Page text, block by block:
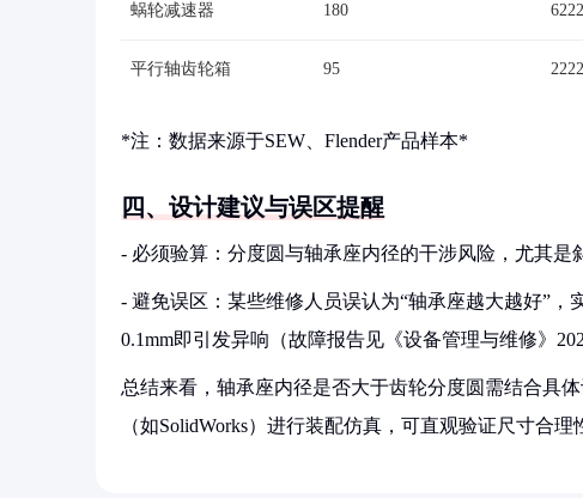
蜗轮减速器 180 6222
平行轴齿轮箱 95
*注：数据来源于SEW、Flender产品样本*
四、设计建议与误区提醒
- 必须验算：分度圆与轴承座内径的干涉风险，尤其是
- 避免误区：某些维修人员误认为“轴承座越大越好”
0.1mm即引发异响（故障报告见《设备管理与维修》
总结来看，轴承座内径是否大于齿轮分度圆需结合具
（如SolidWorks）进行装配仿真，可直观验证尺寸合理